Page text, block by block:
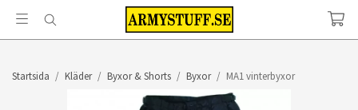
Startsida / Kläder / Byxor & Shorts / Byxor / MA1 vinterbyxor